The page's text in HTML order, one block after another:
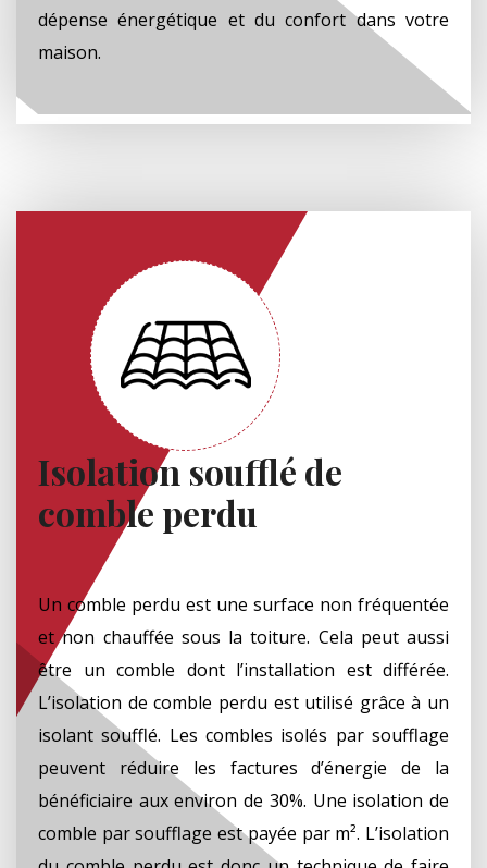
dépense énergétique et du confort dans votre
maison.
Isolation soufflé de
comble perdu
Un comble perdu est une surface non fréquentée
et non chauffée sous la toiture. Cela peut aussi
être un comble dont l’installation est différée.
L’isolation de comble perdu est utilisé grâce à un
isolant soufflé. Les combles isolés par soufflage
peuvent réduire les factures d’énergie de la
bénéficiaire aux environ de 30%. Une isolation de
comble par soufflage est payée par m². L’isolation